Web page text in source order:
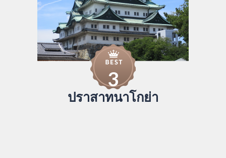
3
ปราสาทนาโกย่า